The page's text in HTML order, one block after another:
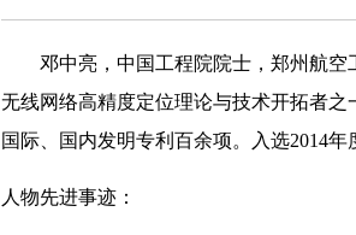
邓中亮，中国工程院院士，郑州航
无线网络高精度定位理论与技术开拓者
国际、国内发明专利百余项。入选2014
人物先进事迹：